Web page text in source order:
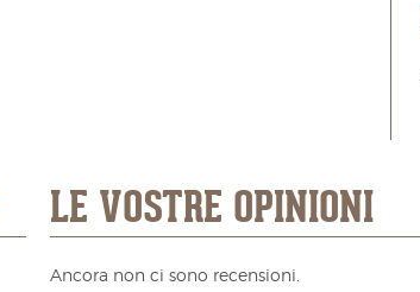
LE VOSTRE OPINIONI
Ancora non ci sono recensioni.